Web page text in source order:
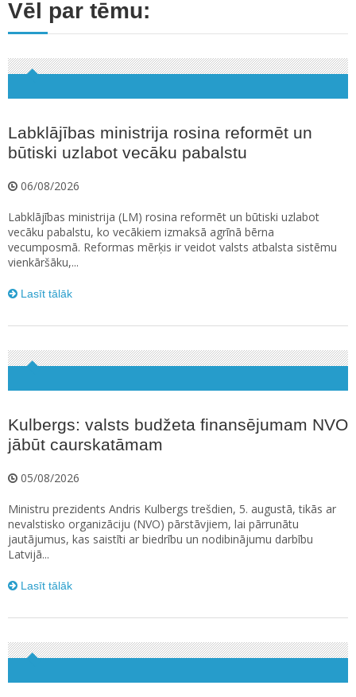
Vēl par tēmu:
Labklājības ministrija rosina reformēt un
būtiski uzlabot vecāku pabalstu
06/08/2026
Labklājības ministrija (LM) rosina reformēt un būtiski uzlabot
vecāku pabalstu, ko vecākiem izmaksā agrīnā bērna
vecumposmā. Reformas mērķis ir veidot valsts atbalsta sistēmu
vienkāršāku,...
Lasīt tālāk
Kulbergs: valsts budžeta finansējumam NVO
jābūt caurskatāmam
05/08/2026
Ministru prezidents Andris Kulbergs trešdien, 5. augustā, tikās ar
nevalstisko organizāciju (NVO) pārstāvjiem, lai pārrunātu
jautājumus, kas saistīti ar biedrību un nodibinājumu darbību
Latvijā...
Lasīt tālāk